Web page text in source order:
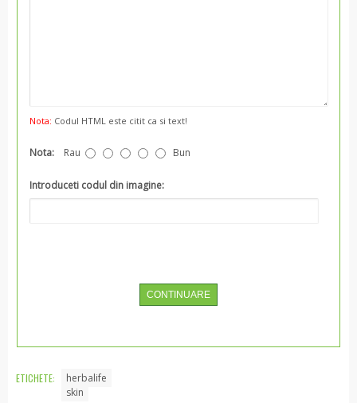
Nota: Codul HTML este citit ca si text!
Nota: Rau Bun
Introduceti codul din imagine:
CONTINUARE
ETICHETE:
herbalife
skin